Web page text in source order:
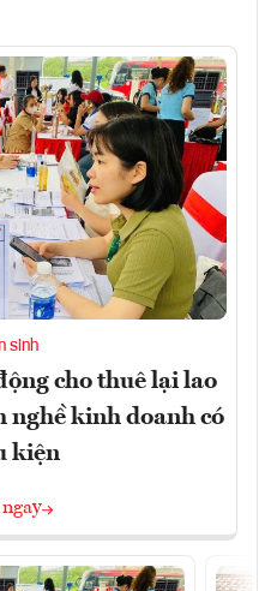
sinh
cho thuê lại lao
nghề kinh doanh có
kiện